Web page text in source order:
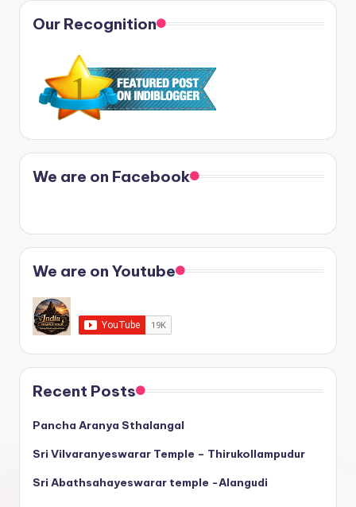
Our Recognition
We are on Facebook
We are on Youtube
Recent Posts
Pancha Aranya Sthalangal
Sri Vilvaranyeswarar Temple – Thirukollampudur
Sri Abathsahayeswarar temple -Alangudi